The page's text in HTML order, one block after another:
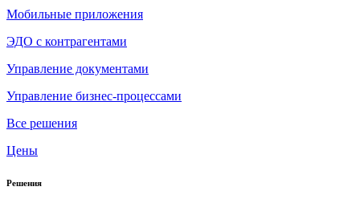
Мобильные приложения
ЭДО с контрагентами
Управление документами
Управление бизнес-процессами
Все решения
Цены
Решения